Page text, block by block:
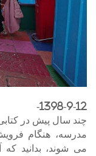
1398-9-12-
چند سال پیش در
مدرسه، هنگام
می شوند، بدانید